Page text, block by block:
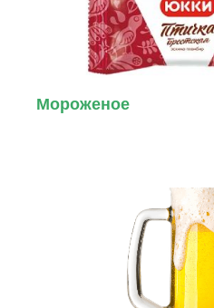
Мороженое